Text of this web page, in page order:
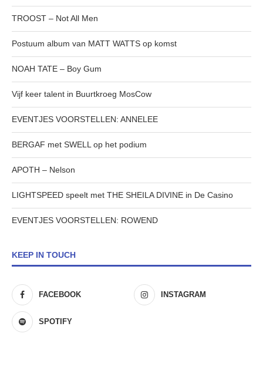
TROOST – Not All Men
Postuum album van MATT WATTS op komst
NOAH TATE – Boy Gum
Vijf keer talent in Buurtkroeg MosCow
EVENTJES VOORSTELLEN: ANNELEE
BERGAF met SWELL op het podium
APOTH – Nelson
LIGHTSPEED speelt met THE SHEILA DIVINE in De Casino
EVENTJES VOORSTELLEN: ROWEND
KEEP IN TOUCH
FACEBOOK INSTAGRAM
SPOTIFY